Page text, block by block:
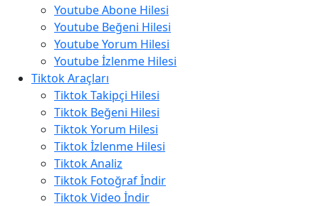
Youtube Abone Hilesi
Youtube Beğeni Hilesi
Youtube Yorum Hilesi
Youtube İzlenme Hilesi
Tiktok Araçları
Tiktok Takipçi Hilesi
Tiktok Beğeni Hilesi
Tiktok Yorum Hilesi
Tiktok İzlenme Hilesi
Tiktok Analiz
Tiktok Fotoğraf İndir
Tiktok Video İndir